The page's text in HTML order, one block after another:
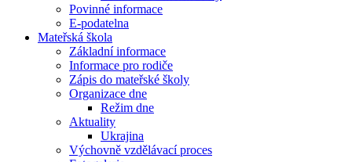
Povinné informace
E-podatelna
Mateřská škola
Základní informace
Informace pro rodiče
Zápis do mateřské školy
Organizace dne
Režim dne
Aktuality
Ukrajina
Výchovně vzdělávací proces